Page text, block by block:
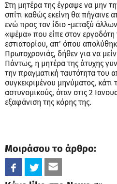
Στη μητέρα της έγραψε να μην
σπίτι καθώς εκείνη θα πήγαινε
ενώ προς τον ίδιο -μεταξύ
«ψέμα» που είπε στον εργοδότη
εστιατορίου, απ’ όπου
Πρωτοχρονιάς, δήθεν για να
Πάντως, η μητέρα της άτυχης
την πραγματική ταυτότητα του
συγκεκριμένου μηνύματος,
αστυνομικούς, όταν στις 2
εξαφάνιση της κόρης της.
Μοιράσου το άρθρο: